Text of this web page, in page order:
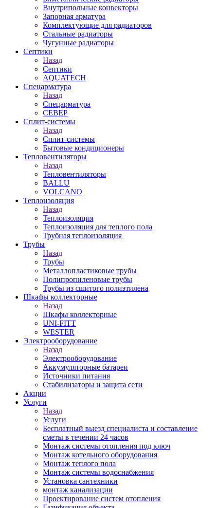
Внутрипольные конвекторы
Запорная арматура
Комплектующие для радиаторов
Стальные радиаторы
Чугунные радиаторы
Септики
Назад
Септики
AQUATECH
Спецарматура
Назад
Спецарматура
СЕВЕР
Сплит-системы
Назад
Сплит-системы
Бытовые кондиционеры
Тепловентиляторы
Назад
Тепловентиляторы
BALLU
VOLCANO
Теплоизоляция
Назад
Теплоизоляция
Теплоизоляция для теплого пола
Трубная теплоизоляция
Трубы
Назад
Трубы
Металлопластиковые трубы
Полипропиленовые трубы
Трубы из сшитого полиэтилена
Шкафы коллекторные
Назад
Шкафы коллекторные
UNI-FITT
WESTER
Электрооборудование
Назад
Электрооборудование
Аккумуляторные батареи
Источники питания
Стабилизаторы и защита сети
Акции
Услуги
Назад
Услуги
Бесплатный выезд специалиста и составление
сметы в течении 24 часов
Монтаж системы отопления под ключ
Монтаж котельного оборудования
Монтаж теплого пола
Монтаж системы водоснабжения
Установка сантехники
монтаж канализации
Проектирование систем отопления